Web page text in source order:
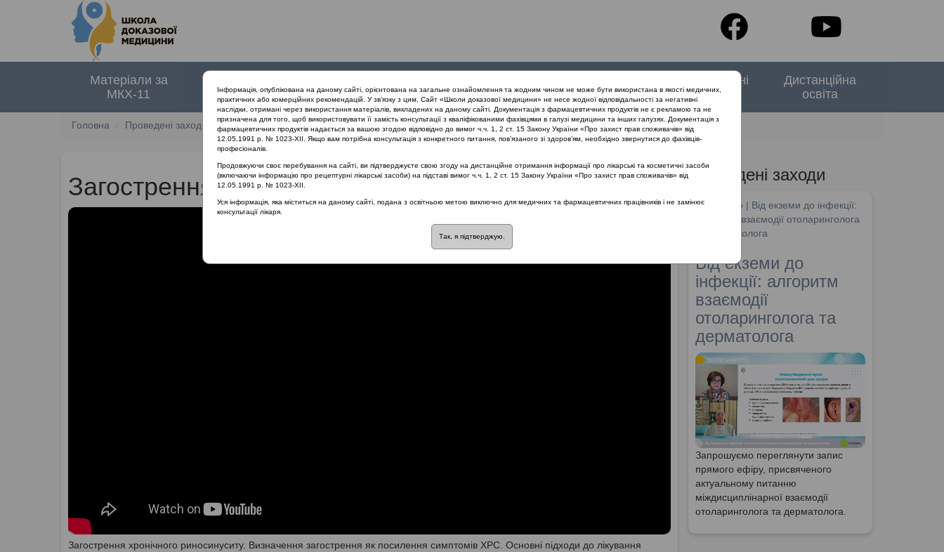
Матеріали за
МКХ-11
документи
заходи
проекту
Спеціальні
випуски
Дистанційна
освіта
Головна Проведені заходи Гострий риносинусит та отит з позицій Icpc-2. Львів 21.02.2019 Загострення ХРС
Загострення ХРС
Загострення хронічного риносинуситу. Визначення загострення як посилення симптомів ХРС. Основні підходи до лікування
Проведені заходи
SHDM.info | Від екземи до інфекції:
алгоритм взаємодії отоларинголога
та дерматолога
Від екземи до
інфекції: алгоритм
взаємодії
отоларинголога та
дерматолога
Запрошуємо переглянути запис
прямого ефіру, присвяченого
актуальному питанню
міждисциплінарної взаємодії
отоларинголога та дерматолога.
Інформація, опублікована на даному сайті, орієнтована на загальне ознайомлення та жодним чином не може бути використана в якості медичних,
практичних або комерційних рекомендацій. У зв’язку з цим, Сайт «Школи доказової медицини» не несе жодної відповідальності за негативні
наслідки, отримані через використання матеріалів, викладених на даному сайті. Документація з фармацевтичних продуктів не є рекламою та не
призначена для того, щоб використовувати її замість консультації з кваліфікованими фахівцями в галузі медицини та інших галузях. Документація з
фармацевтичних продуктів надається за вашою згодою відповідно до вимог ч.ч. 1, 2 ст. 15 Закону України «Про захист прав споживачів» від
12.05.1991 р. № 1023-XII. Якщо вам потрібна консультація з конкретного питання, пов’язаного зі здоров’ям, необхідно звернутися до фахівців-
професіоналів.
Продовжуючи своє перебування на сайті, ви підтверджуєте свою згоду на дистанційне отримання інформації про лікарські та косметичні засоби
(включаючи інформацію про рецептурні лікарські засоби) на підставі вимог ч.ч. 1, 2 ст. 15 Закону України «Про захист прав споживачів» від
12.05.1991 р. № 1023-XII.
Уся інформація, яка міститься на даному сайті, подана з освітньою метою виключно для медичних та фармацевтичних працівників і не замінює
консультації лікаря.
Так, я підтверджую.